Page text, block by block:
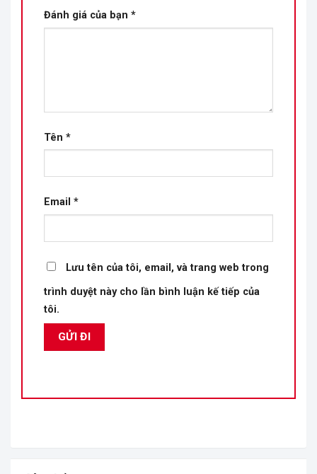
Đánh giá của bạn *
Tên *
Email *
Lưu tên của tôi, email, và trang web trong
trình duyệt này cho lần bình luận kế tiếp của
tôi.